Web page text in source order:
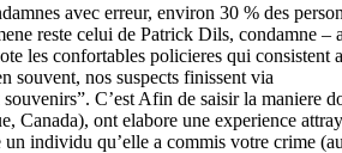
avec erreur, environ 30 % des
reste celui de Patrick Dils, condamne –
les confortables policieres qui consistent
souvent, nos suspects finissent via
C’est Afin de saisir la maniere
ont elabore une experience
individu qu’elle a commis votre crime